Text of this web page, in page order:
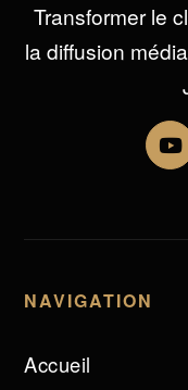
Transformer le
la diffusion
NAVIGATION
Accueil